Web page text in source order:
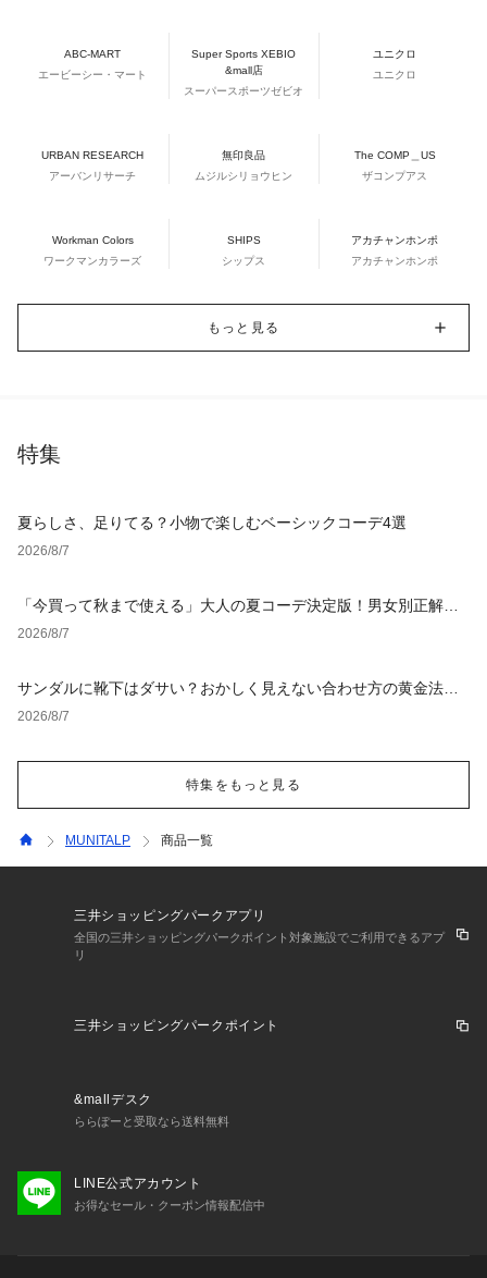
ABC-MART
エービーシー・マート
Super Sports XEBIO
&mall店
スーパースポーツゼビオ
ユニクロ
ユニクロ
URBAN RESEARCH
アーバンリサーチ
無印良品
ムジルシリョウヒン
The COMP＿US
ザコンプアス
Workman Colors
ワークマンカラーズ
SHIPS
シップス
アカチャンホンポ
アカチャンホンポ
もっと見る
特集
夏らしさ、足りてる？小物で楽しむベーシックコーデ4選
2026/8/7
「今買って秋まで使える」大人の夏コーデ決定版！男女別正解ス
タイルとNGな着こなし
2026/8/7
サンダルに靴下はダサい？おかしく見えない合わせ方の黄金法則
と男女別おすすめコーデ
2026/8/7
特集をもっと見る
MUNITALP 商品一覧
三井ショッピングパークアプリ
全国の三井ショッピングパークポイント対象施設でご利用できるアプ
リ
三井ショッピングパークポイント
&mallデスク
ららぽーと受取なら送料無料
LINE公式アカウント
お得なセール・クーポン情報配信中